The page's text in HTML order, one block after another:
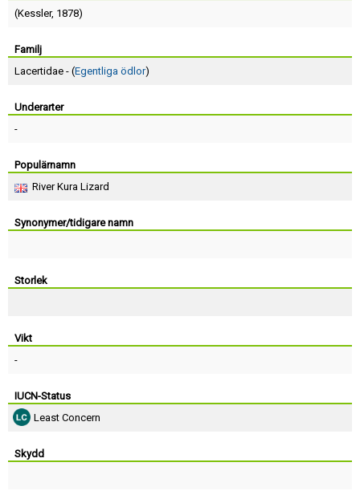
(Kessler, 1878)
Familj
Lacertidae - (Egentliga ödlor)
Underarter
-
Populärnamn
River Kura Lizard
Synonymer/tidigare namn
Storlek
Vikt
-
IUCN-Status
Least Concern
Skydd
Terms of Service